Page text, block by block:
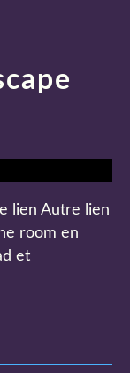
lien Autre lien
room en
et